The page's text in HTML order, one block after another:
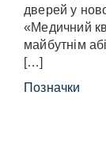
дверей у
«Медичний
майбутнім
[…]
Позначки